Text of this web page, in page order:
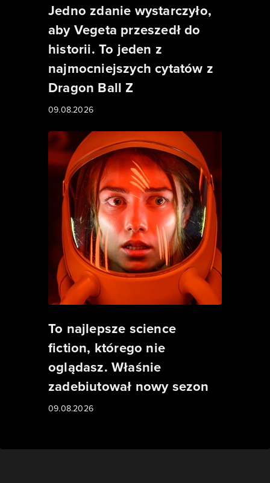
Jedno zdanie wystarczyło,
aby Vegeta przeszedł do
historii. To jeden z
najmocniejszych cytatów z
Dragon Ball Z
09.08.2026
To najlepsze science
fiction, którego nie
oglądasz. Właśnie
zadebiutował nowy sezon
09.08.2026